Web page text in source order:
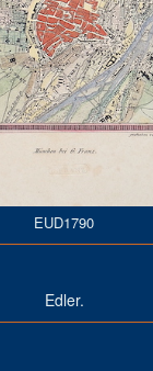
EUD1790
Edler.